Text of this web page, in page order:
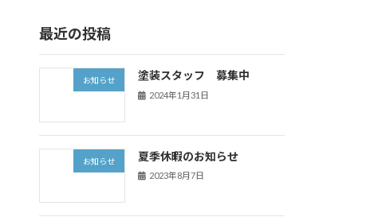
最近の投稿
お知らせ 塗装スタッフ 募集中
2024年1月31日
お知らせ 夏季休暇のお知らせ
2023年8月7日